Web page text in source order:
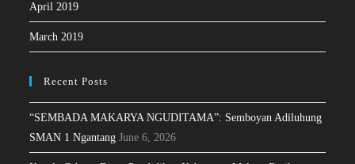
April 2019
March 2019
Recent Posts
“SEMBADA MAKARYA NGUDITAMA”: Semboyan Adiluhung
SMAN 1 Ngantang June 6, 2026